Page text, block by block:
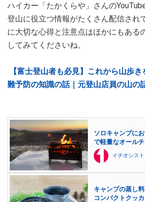
ハイカー「たかくらや」さんの
登山に役立つ情報がたくさん配信され
に大切な心得と注意点はほかにもある
してみてくださいね。
【富士登山者も必見】これから山歩
難予防の知識の話｜元登山店員の山の
ソロキャンプに
で軽量なオール
イチオシス
キャンプの蒸し
コンパクトクッ